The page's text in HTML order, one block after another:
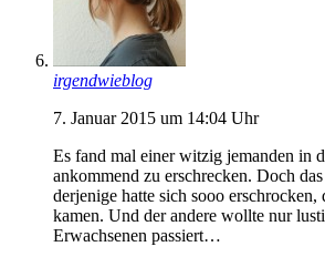
irgendwieblog
7. Januar 2015 um 14:04 Uhr
Es fand mal einer witzig jemanden in
ankommend zu erschrecken. Doch
derjenige hatte sich sooo erschrocken,
kamen. Und der andere wollte nur
Erwachsenen passiert…